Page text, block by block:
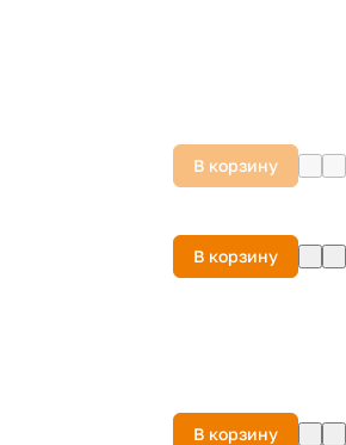
В корзину
В корзину
В корзину